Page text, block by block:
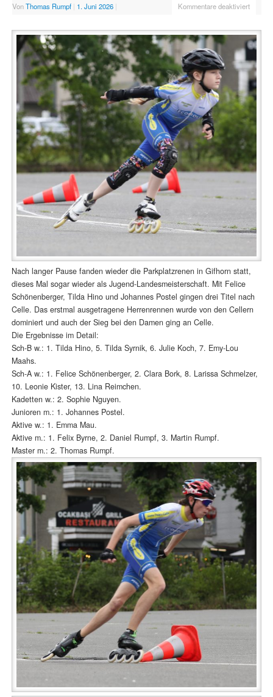
VonThomas Rumpf | 1. Juni 2026 | Kommentare deaktiviert
Nach langer Pause fanden wieder die Parkplatzrenen in Gifhorn statt,
dieses Mal sogar wieder als Jugend-Landesmeisterschaft. Mit Felice
Schönenberger, Tilda Hino und Johannes Postel gingen drei Titel nach
Celle. Das erstmal ausgetragene Herrenrennen wurde von den Cellern
dominiert und auch der Sieg bei den Damen ging an Celle.
Die Ergebnisse im Detail:
Sch-B w.: 1. Tilda Hino, 5. Tilda Syrnik, 6. Julie Koch, 7. Emy-Lou
Maahs.
Sch-A w.: 1. Felice Schönenberger, 2. Clara Bork, 8. Larissa Schmelzer,
10. Leonie Kister, 13. Lina Reimchen.
Kadetten w.: 2. Sophie Nguyen.
Junioren m.: 1. Johannes Postel.
Aktive w.: 1. Emma Mau.
Aktive m.: 1. Felix Byrne, 2. Daniel Rumpf, 3. Martin Rumpf.
Master m.: 2. Thomas Rumpf.